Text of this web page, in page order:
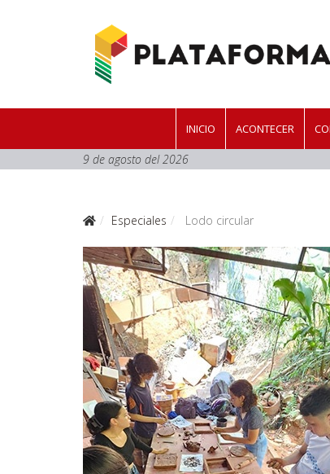
INICIO ACONTECER
9 de agosto del 2026
Especiales Lodo circular